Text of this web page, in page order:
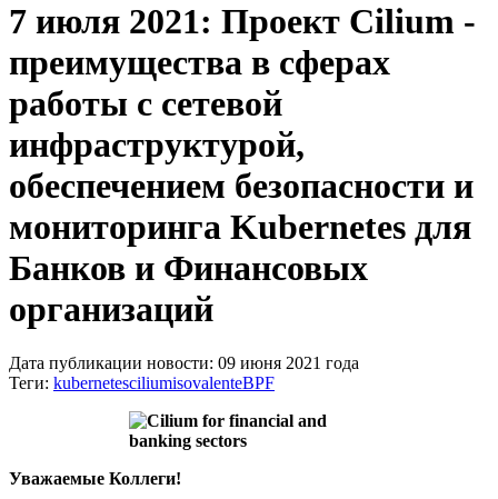
7 июля 2021: Проект Cilium -
преимущества в сферах
работы с сетевой
инфраструктурой,
обеспечением безопасности и
мониторинга Kubernetes для
Банков и Финансовых
организаций
Дата публикации новости: 09 июня 2021 года
Теги: kubernetesciliumisovalenteBPF
Уважаемые Коллеги!